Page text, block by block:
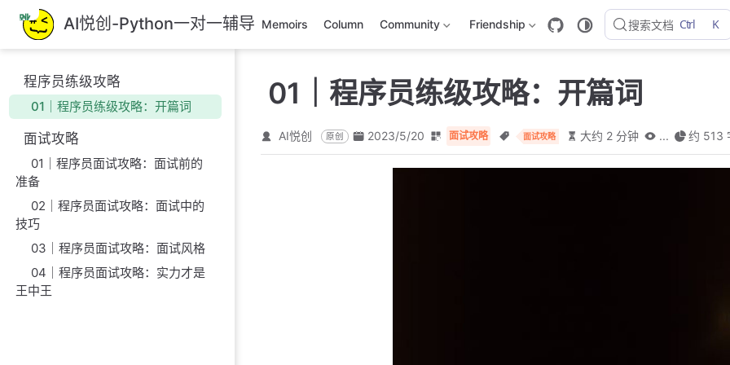
跳
至
主
要
內
AI悦创-Python一对一辅导 Memoirs Column Community Friendship 搜索文档 Ctrl K
程序员练级攻略
01｜程序员练级攻略：开篇词
面试攻略
01｜程序员面试攻略：面试前的
准备
02｜程序员面试攻略：面试中的
技巧
03｜程序员面试攻略：面试风格
04｜程序员面试攻略：实力才是
王中王
01｜程序员练级攻略：开篇词
AI悦创 原创 2023/5/20 面试攻略 面试攻略 大约 2 分钟 ... 约 513